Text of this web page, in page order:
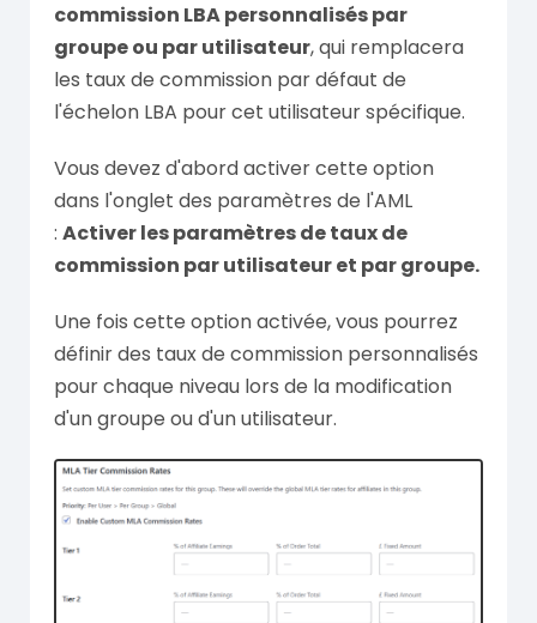
commission LBA personnalisés par
groupe ou par utilisateur, qui remplacera
les taux de commission par défaut de
l'échelon LBA pour cet utilisateur spécifique.
Vous devez d'abord activer cette option
dans l'onglet des paramètres de l'AML
: Activer les paramètres de taux de
commission par utilisateur et par groupe.
Une fois cette option activée, vous pourrez
définir des taux de commission personnalisés
pour chaque niveau lors de la modification
d'un groupe ou d'un utilisateur.